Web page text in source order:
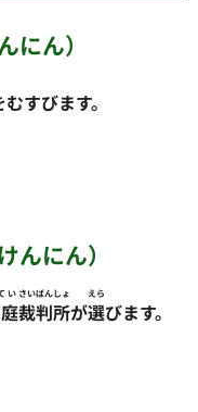
にん）
むすびます。
んにん）
い
裁判所
さいばんしょ
が選
えら
びます。